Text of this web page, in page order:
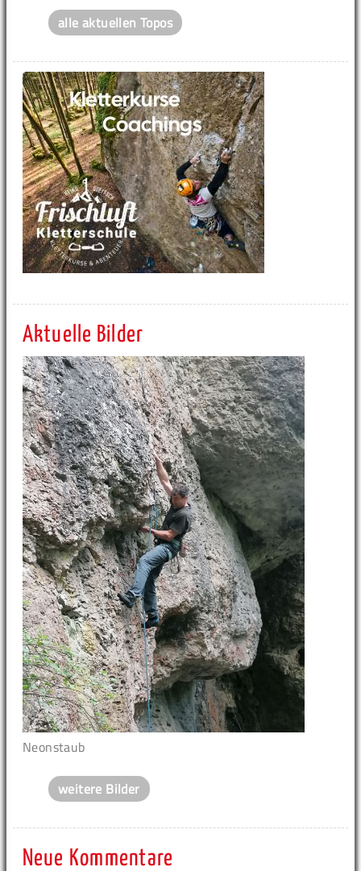
alle aktuellen Topos
Aktuelle Bilder
Neonstaub
weitere Bilder
Neue Kommentare